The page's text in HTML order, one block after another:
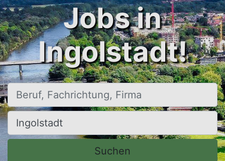
Jobs in
Ingolstadt!
Beruf, Fachrichtung, Firma
Ort, Stadt
Suchen